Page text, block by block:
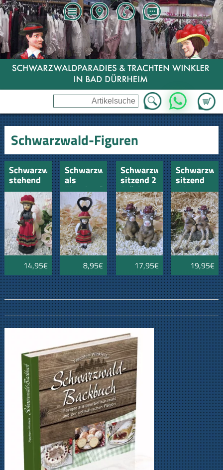
Zum
WhatsApp
Schwarzwald-Figuren
Schwarzwälderin
stehend
14,95€
Schwarzwaldmädel
als
Flaschenöffner
8,95€
Schwarzwaldkühe
sitzend 2
Stück
17,95€
sitzend
mit
2 Stück
19,95€